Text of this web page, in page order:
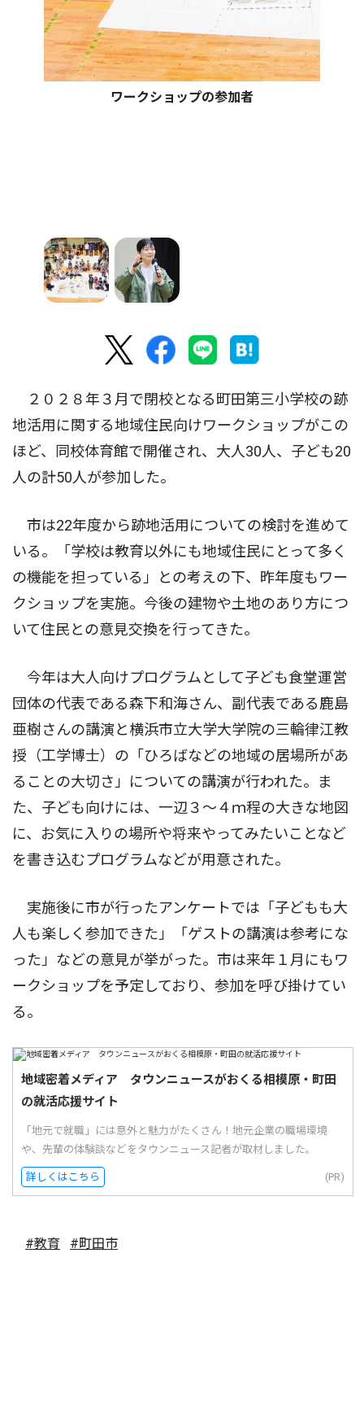
ワークショップの参加者
２０２８年３月で閉校となる町田第三小学校の跡
地活用に関する地域住民向けワークショップがこの
ほど、同校体育館で開催され、大人30人、子ども20
人の計50人が参加した。
市は22年度から跡地活用についての検討を進めて
いる。「学校は教育以外にも地域住民にとって多く
の機能を担っている」との考えの下、昨年度もワー
クショップを実施。今後の建物や土地のあり方につ
いて住民との意見交換を行ってきた。
今年は大人向けプログラムとして子ども食堂運営
団体の代表である森下和海さん、副代表である鹿島
亜樹さんの講演と横浜市立大学大学院の三輪律江教
授（工学博士）の「ひろばなどの地域の居場所があ
ることの大切さ」についての講演が行われた。ま
た、子ども向けには、一辺３〜４ｍ程の大きな地図
に、お気に入りの場所や将来やってみたいことなど
を書き込むプログラムなどが用意された。
実施後に市が行ったアンケートでは「子どもも大
人も楽しく参加できた」「ゲストの講演は参考にな
った」などの意見が挙がった。市は来年１月にもワ
ークショップを予定しており、参加を呼び掛けてい
る。
地域密着メディア タウンニュースがおくる相模原・町田
の就活応援サイト
「地元で就職」には意外と魅力がたくさん！地元企業の職場環境
や、先輩の体験談などをタウンニュース記者が取材しました。
詳しくはこちら (PR)
#教育 #町田市